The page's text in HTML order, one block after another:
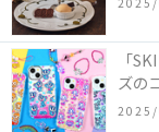
「
「
ズの
作コ